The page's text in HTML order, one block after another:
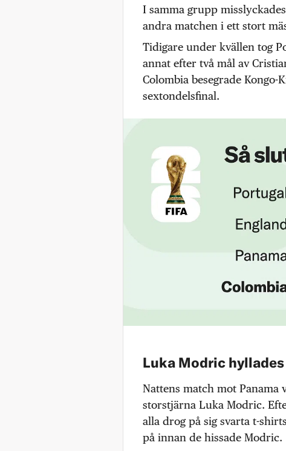
I samma grupp
andra matchen i ett stort
Tidigare under kvällen tog
annat efter två mål av
Colombia besegrade
sextondelsfinal.
Luka Modric
Nattens match mot Panama
storstjärna Luka Modric.
alla drog på sig svarta t-
på innan de hissade Modric.